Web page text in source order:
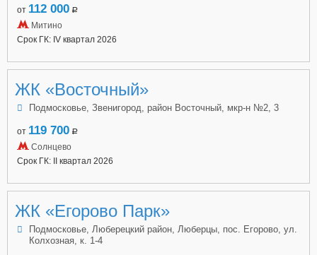
от 112 000 a
Митино
Срок ГК: IV квартал 2026
ЖК «Восточный»
Подмосковье, Звенигород, район Восточный, мкр-н №2, 3
от 119 700 a
Солнцево
Срок ГК: II квартал 2026
ЖК «Егорово Парк»
Подмосковье, Люберецкий район, Люберцы, пос. Егорово, ул.
Колхозная, к. 1-4